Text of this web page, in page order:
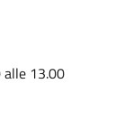
alle 13.00